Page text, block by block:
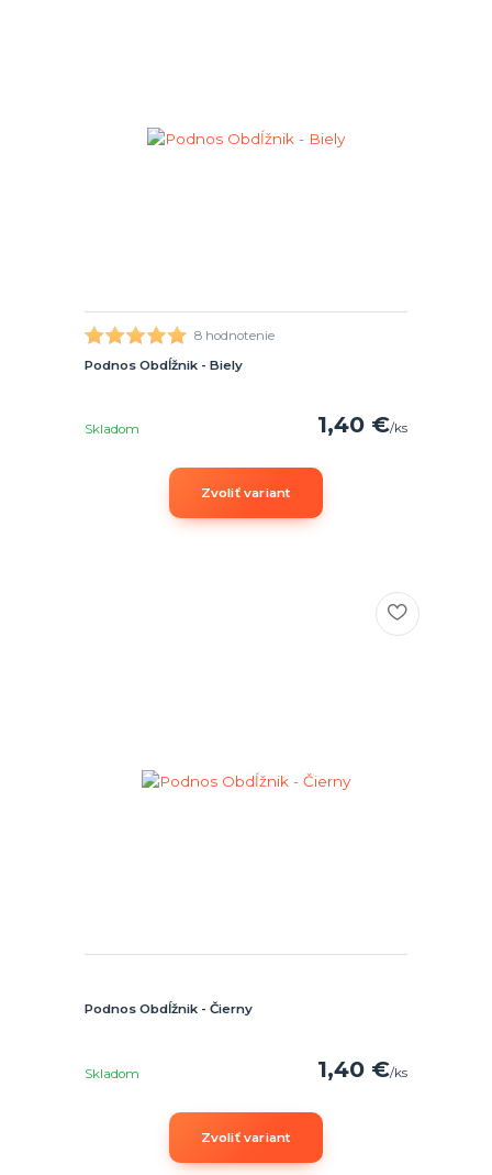
8 hodnotenie
Podnos Obdĺžnik - Biely
1,40 €/ks
Skladom
Zvoliť variant
Podnos Obdĺžnik - Čierny
1,40 €/ks
Skladom
Zvoliť variant